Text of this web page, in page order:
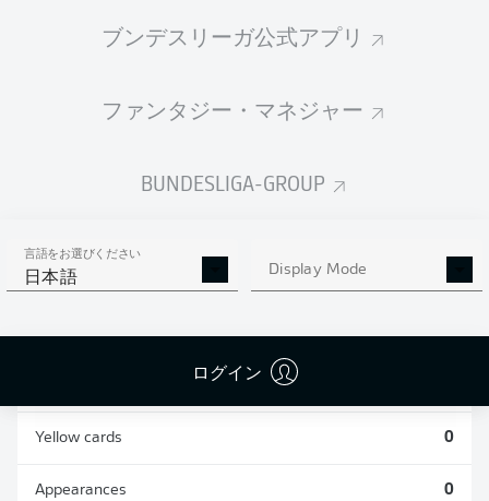
ブンデスリーガ公式アプリ
ファンタジー・マネジャー
BUNDESLIGA-GROUP
言語をお選びください
日本語 Display Mode
ログイン
2026/2027
統計 シーズン 2026/2027
AERIAL DUELS
WON
Yellow cards 0
Appearances 0